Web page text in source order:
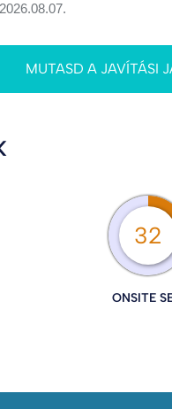
MUTASD A JAVÍTÁSI
32
ONSITE